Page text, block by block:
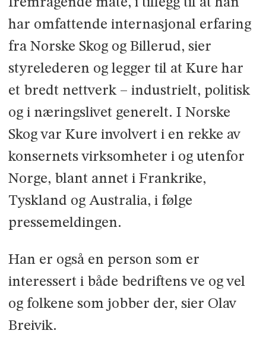
har omfattende internasjonal erfaring
fra Norske Skog og Billerud, sier
styrelederen og legger til at Kure har
et bredt nettverk – industrielt, politisk
og i næringslivet generelt. I Norske
Skog var Kure involvert i en rekke av
konsernets virksomheter i og utenfor
Norge, blant annet i Frankrike,
Tyskland og Australia, i følge
pressemeldingen.
Han er også en person som er
interessert i både bedriftens ve og vel
og folkene som jobber der, sier Olav
Breivik.